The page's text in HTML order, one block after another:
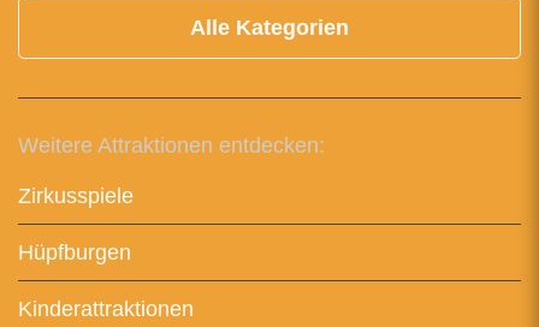
Alle Kategorien
Weitere Attraktionen entdecken:
Zirkusspiele
Hüpfburgen
Kinderattraktionen